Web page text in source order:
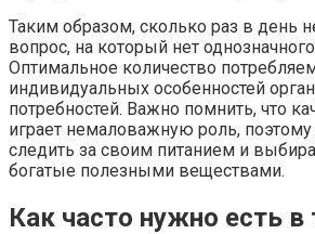
Таким образом, сколько раз в день
вопрос, на который нет
Оптимальное количество
индивидуальных особенностей
потребностей. Важно помнить, что
играет немаловажную роль,
следить за своим питанием и
богатые полезными веществами.
Как часто нужно есть в